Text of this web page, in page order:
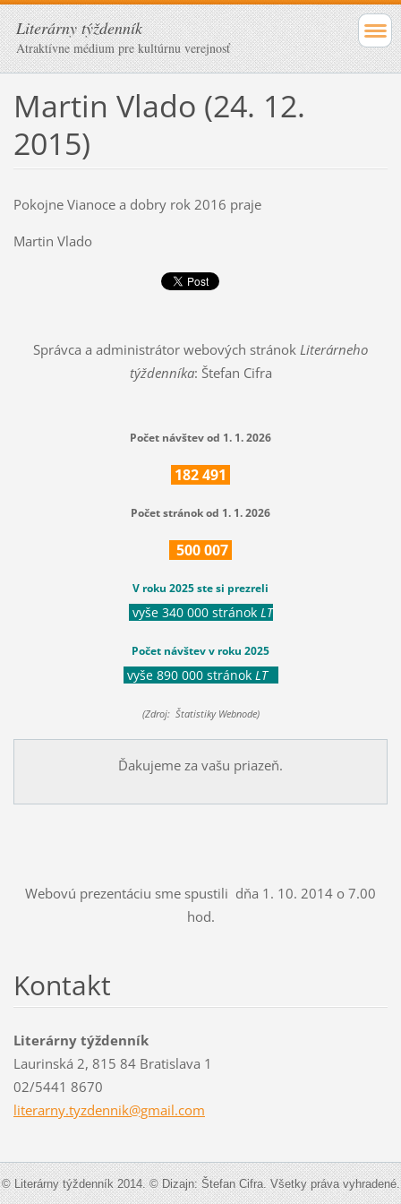
Literárny týždenník
Atraktívne médium pre kultúrnu verejnosť
Martin Vlado (24. 12.
2015)
Pokojne Vianoce a dobry rok 2016 praje
Martin Vlado
Správca a administrátor webových stránok Literárneho
týždenníka: Štefan Cifra
Počet návštev od 1. 1. 2026
182491
Počet stránok od 1. 1. 2026
500007
V roku 2025 ste si prezreli
vyše 340 000 stránok LT
Počet návštev v roku 2025
vyše 890 000 stránok LT
(Zdroj: Štatistiky Webnode)
Ďakujeme za vašu priazeň.
Webovú prezentáciu sme spustili dňa 1. 10. 2014 o 7.00
hod.
Kontakt
Literárny týždenník
Laurinská 2, 815 84 Bratislava 1
02/5441 8670
literarny.tyzdennik@gmail.com
© Literárny týždenník 2014. © Dizajn: Štefan Cifra. Všetky práva vyhradené.